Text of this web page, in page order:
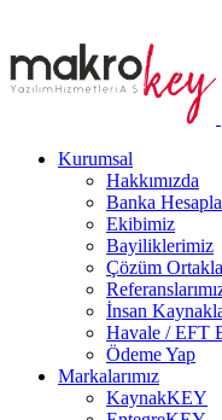
Kurumsal
Hakkımızda
Banka
Ekibimiz
Bayiliklerimiz
Çözüm
İnsan
Havale / EFT
Ödeme Yap
Markalarımız
KaynakKEY